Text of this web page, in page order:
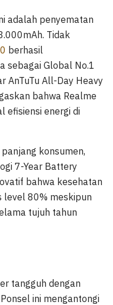
adalah penyematan
Tidak
berhasil
sebagai Global No.1
AnTuTu All-Day Heavy
bahwa Realme
efisiensi energi di
konsumen,
7-Year Battery
bahwa kesehatan
level 80% meskipun
tujuh tahun
tangguh dengan
ini mengantongi